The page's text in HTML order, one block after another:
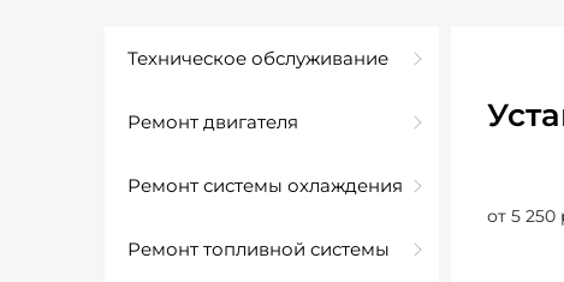
Техническое обслуживание
Ремонт двигателя
Ремонт системы охлаждения
Ремонт топливной системы
от 5 250